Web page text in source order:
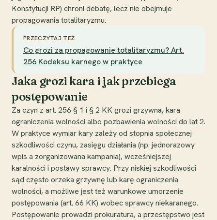
Konstytucji RP) chroni debatę, lecz nie obejmuje
propagowania totalitaryzmu.
PRZECZYTAJ TEŻ
Co grozi za propagowanie totalitaryzmu? Art.
256 Kodeksu karnego w praktyce
Jaka grozi kara i jak przebiega
postępowanie
Za czyn z art. 256 § 1 i § 2 KK grozi grzywna, kara
ograniczenia wolności albo pozbawienia wolności do lat 2.
W praktyce wymiar kary zależy od stopnia społecznej
szkodliwości czynu, zasięgu działania (np. jednorazowy
wpis a zorganizowana kampania), wcześniejszej
karalności i postawy sprawcy. Przy niskiej szkodliwości
sąd często orzeka grzywnę lub karę ograniczenia
wolności, a możliwe jest też warunkowe umorzenie
postępowania (art. 66 KK) wobec sprawcy niekaranego.
Postępowanie prowadzi prokuratura, a przestępstwo jest